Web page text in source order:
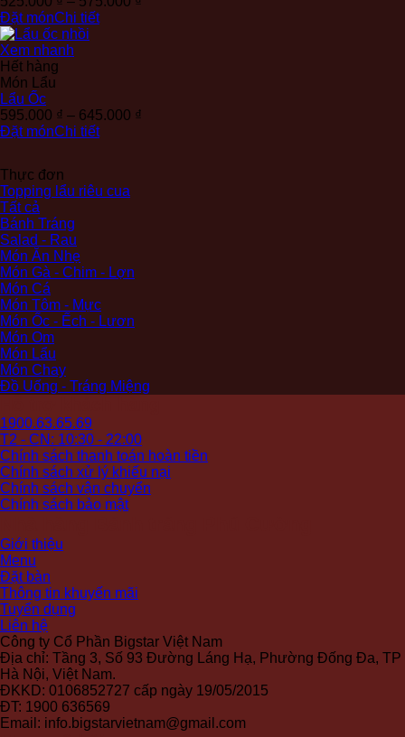
Đặt mónChi tiết
Xem nhanh
Hết hàng
Món Lẩu
Lẩu Ốc
595.000 ₫ – 645.000 ₫
Đặt mónChi tiết
Thực đơn
Topping lẩu riêu cua
Tất cả
Bánh Tráng
Salad - Rau
Món Ăn Nhẹ
Món Gà - Chim - Lợn
Món Cá
Món Tôm - Mực
Món Ốc - Ếch - Lươn
Món Om
Món Lẩu
Món Chay
Đồ Uống - Tráng Miệng
1900.63.65.69
T2 - CN: 10:30 - 22:00
Chính sách thanh toán hoàn tiền
Chính sách xử lý khiếu nại
Chính sách vận chuyển
Chính sách bảo mật
Giới thiệu
Menu
Đặt bàn
Thông tin khuyến mãi
Tuyển dụng
Liên hệ
Công ty Cổ Phần Bigstar Việt Nam
Địa chỉ: Tầng 3, Số 93 Đường Láng Hạ, Phường Đống Đa, TP
Hà Nội, Việt Nam.
ĐKKD: 0106852727 cấp ngày 19/05/2015
ĐT: 1900 636569
Email: info.bigstarvietnam@gmail.com